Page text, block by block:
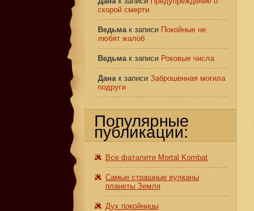
скорой смерти
Ведьмак записи Покойные не
любят жалоб
Ведьмак записи Роковые числа
Данак записи Заброшенная могила
подруги
Популярные
публикации:
Все фаталити Mortal Kombat
Самые страшные вулканы
планеты Земля
Дух покойницы